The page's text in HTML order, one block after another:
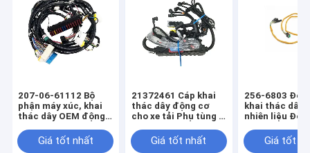
207-06-61112 Bộ
phận máy xúc, khai
thác dây OEM động
Giá tốt nhất
21372461 Cáp khai
thác dây động cơ
cho xe tải Phụ tùng ô
dây OEMGiá tốt nhất
256-6803
khai thác dây
nhiên liệu
312CGiá tốt